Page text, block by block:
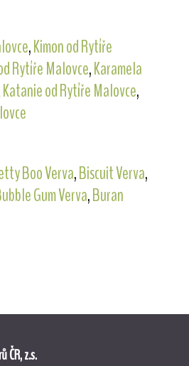
,Kimon od Rytíře
Rytíře Malovce,Karamela
Katanie od Rytíře Malovce,
Boo Verva,Biscuit Verva,
Gum Verva,Buran
z.s.